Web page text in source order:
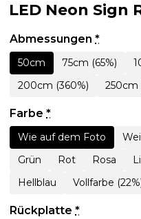
LED Neon Sign
Abmessungen *
50cm 75cm (65%)
200cm (360%)
250cm
Farbe *
Wie auf dem Foto
Grün
Rot Rosa
Hellblau
Vollfarbe
Rückplatte *